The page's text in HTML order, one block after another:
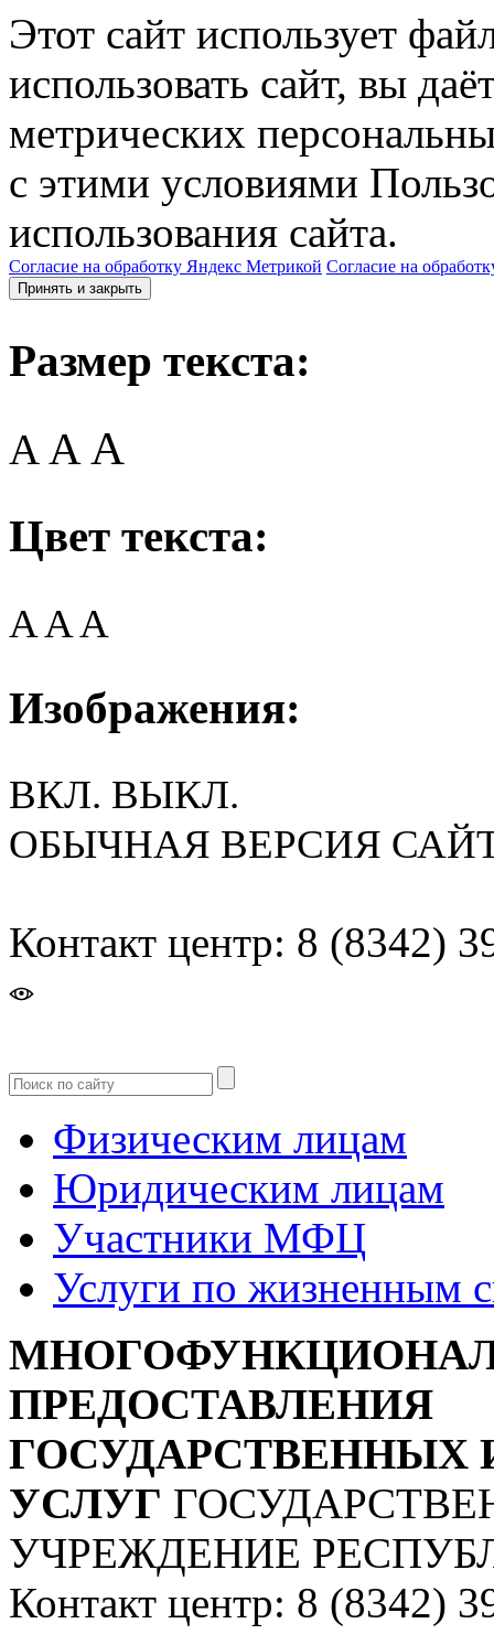
Этот сайт использует
использовать сайт, вы
метрических
с этими условиями
использования сайта.
Согласие на обработку Яндекс Метрикой Согласие на
Принять и закрыть
Размер текста:
A AA
Цвет текста:
AAA
Изображения:
ВКЛ. ВЫКЛ.
ОБЫЧНАЯ ВЕРСИЯ
Контакт центр: 8 (8342)
Физическим лицам
Юридическим лицам
Участники МФЦ
Услуги по жизненным
ПРЕДОСТАВЛЕНИЯ
УСЛУГ
УЧРЕЖДЕНИЕ
Контакт центр: 8 (8342)